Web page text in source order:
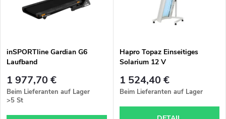
t
s
o
e
d
e
inSPORTline Gardian G6
Laufband
1 977,70 €
Beim Lieferanten auf Lager
>5 St
Hapro Topaz Einseitiges
Solarium 12 V
1 524,40 €
Beim Lieferanten auf Lager